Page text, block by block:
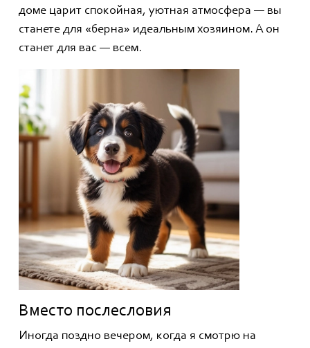
доме царит спокойная, уютная атмосфера — вы
станете для «берна» идеальным хозяином. А он
станет для вас — всем.
Вместо послесловия
Иногда поздно вечером, когда я смотрю на